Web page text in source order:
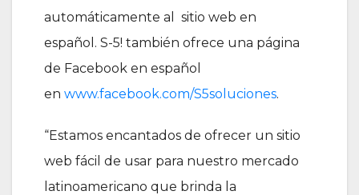
automáticamente al sitio web en
español. S-5! también ofrece una página
de Facebook en español
en www.facebook.com/S5soluciones.
“Estamos encantados de ofrecer un sitio
web fácil de usar para nuestro mercado
latinoamericano que brinda la